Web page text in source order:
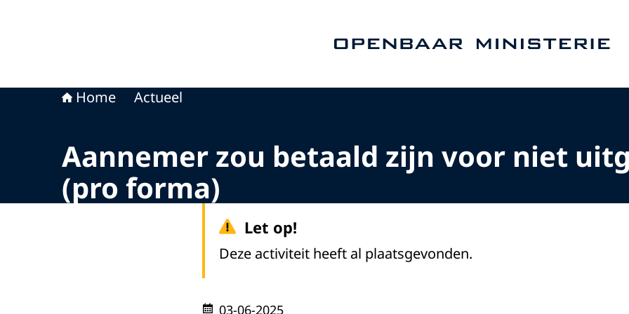
Home Actueel
Aannemer zou betaald zijn voor niet
(pro forma)
Let op!
Deze activiteit heeft al plaatsgevonden.
03-06-2025